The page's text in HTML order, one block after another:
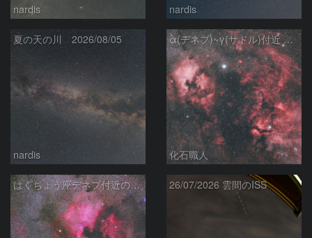
nardis nardis
夏の天の川 2026/08/05
nardis
α(デネブ)~γ(サドル)付近 NGC7000 北アメリカ星雲 IC5067~5070 ペリカン星雲 はくちょう座
化石職人
はくちょう座デネブ付近の空域 260720 26/07/2026 雲間のISS